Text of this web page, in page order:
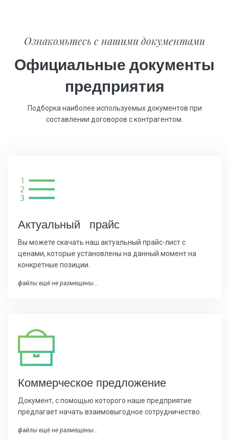
Ознакомьтесь с нашими документами
Официальные документы
предприятия
Подборка наиболее используемых документов при
составлении договоров с контрагентом.
Актуальный прайс
Вы можете скачать наш актуальный прайс-лист с
ценами, которые установлены на данный момент на
конкретные позиции.
файлы ещё не размещены...
Коммерческое предложение
Документ, с помощью которого наше предприятие
предлагает начать взаимовыгодное сотрудничество.
файлы ещё не размещены...